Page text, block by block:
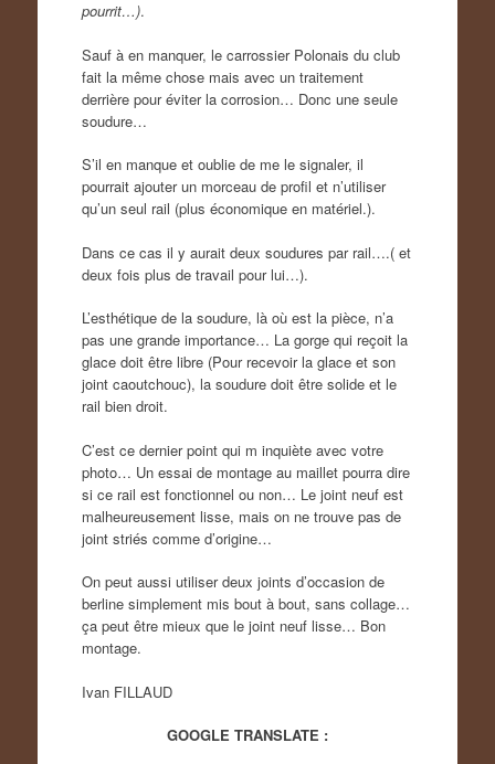
pourrit…).
Sauf à en manquer, le carrossier Polonais du club
fait la même chose mais avec un traitement
derrière pour éviter la corrosion… Donc une seule
soudure…
S’il en manque et oublie de me le signaler, il
pourrait ajouter un morceau de profil et n’utiliser
qu’un seul rail (plus économique en matériel.).
Dans ce cas il y aurait deux soudures par rail….( et
deux fois plus de travail pour lui…).
L’esthétique de la soudure, là où est la pièce, n’a
pas une grande importance… La gorge qui reçoit la
glace doit être libre (Pour recevoir la glace et son
joint caoutchouc), la soudure doit être solide et le
rail bien droit.
C’est ce dernier point qui m inquiète avec votre
photo… Un essai de montage au maillet pourra dire
si ce rail est fonctionnel ou non… Le joint neuf est
malheureusement lisse, mais on ne trouve pas de
joint striés comme d’origine…
On peut aussi utiliser deux joints d’occasion de
berline simplement mis bout à bout, sans collage…
ça peut être mieux que le joint neuf lisse… Bon
montage.
Ivan FILLAUD
GOOGLE TRANSLATE :